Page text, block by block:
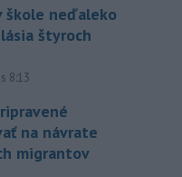
škole neďaleko
štyroch
8:13
na návrate
migrantov